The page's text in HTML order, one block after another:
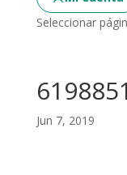
Seleccionar
Jun 7, 2019